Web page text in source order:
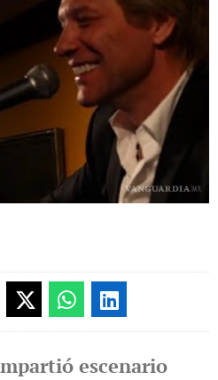
escenario